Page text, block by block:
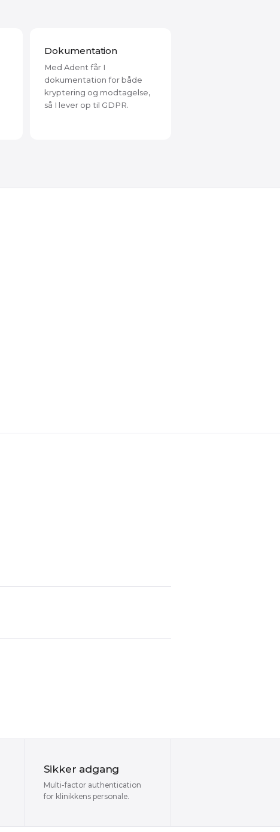
Dokumentation
Med Adent får I
dokumentation for både
kryptering og modtagelse,
så I lever op til GDPR.
Sikker adgang
Multi-factor authentication
for klinikkens personale.